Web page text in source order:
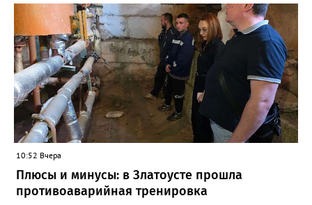
«Благодаря её мудрому руководству в школе сформировался
сильный педагогический коллектив, объединённый общими
ценностями и любовью к своему делу. Для многих Галина
Ивановна навсегда останется не только талантливым
руководителем, но и настоящим Учителем с большой буквы», -
говорится в сообществе школы №23 во ВКонтакте. Свои
соболезнования семье Галины Ивановны выразил глава
Златоуста Олег Решетников. «Её вклад зафиксирован в
важнейших документах школы, но главное - он остался в
людях: в тех учителях, которых она поддержала, в тех
учениках, которых она вдохновила. Заслуженный учитель РФ,
«Отличник народного просвещения», обладатель медали «За
доблестный труд», Галина Ивановна оставила не только
награды и документы, но и работающий, живой механизм
школы, который продолжает жить её принципами», - говорится
в некрологе.
10:52 Вчера
Плюсы и минусы: в Златоусте прошла
противоаварийная тренировка